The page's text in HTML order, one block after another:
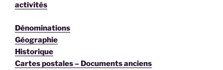
activités
Dénominations
Géographie
Historique
Cartes postales – Documents anciens